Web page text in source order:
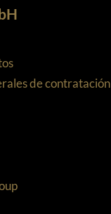
de contratación